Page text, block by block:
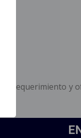
requerimiento y